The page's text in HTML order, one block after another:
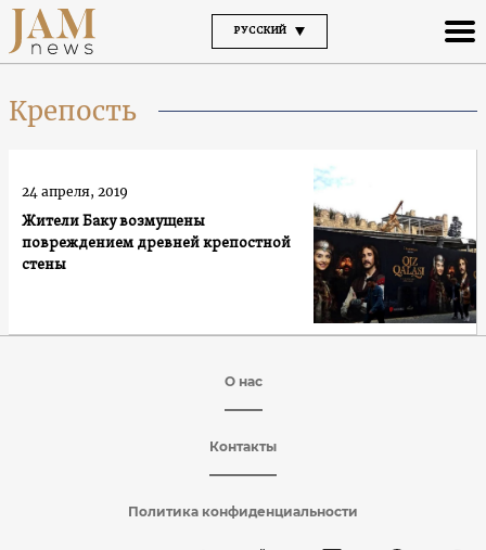
РУССКИЙ
Крепость
Жители Баку возмущены
повреждением древней крепостной
стены
24 апреля, 2019
О нас
Контакты
Политика конфиденциальности